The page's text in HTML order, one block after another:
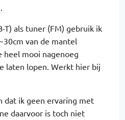
T) als tuner (FM) gebruik ik
van de mantel
heel mooi nagenoeg
laten lopen. Werkt hier bij
dat ik geen ervaring met
daarvoor is toch niet